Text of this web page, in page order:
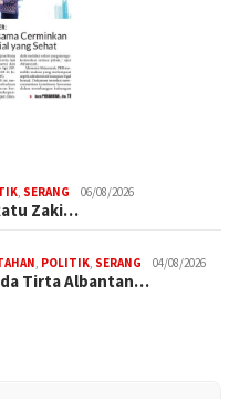
, SERANG 06/08/2026
Zaki…
, POLITIK, SERANG 04/08/2026
Tirta Albantan…